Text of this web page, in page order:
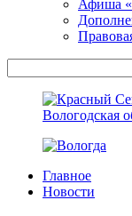
Афиша
Вологодская
Главное
Новости